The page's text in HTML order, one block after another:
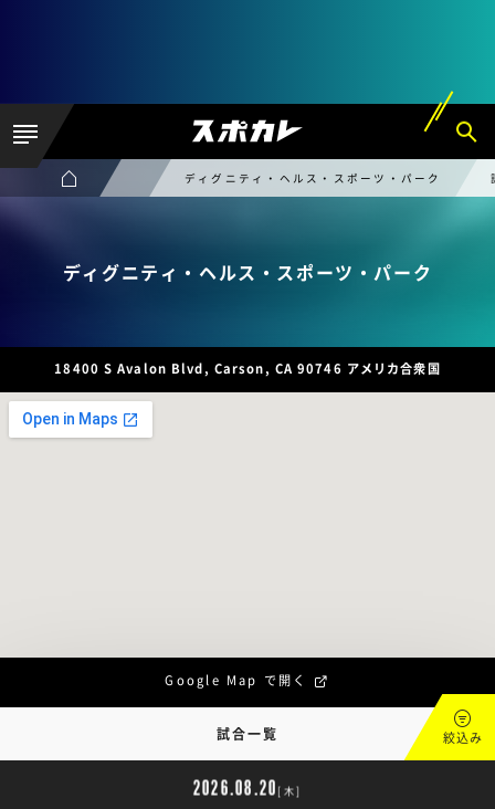
ディグニティ・ヘルス・スポーツ・パーク
ディグニティ・ヘルス・スポーツ・パーク
18400 S Avalon Blvd, Carson, CA 90746 アメリカ合衆国
Google Map で開く
試合一覧 絞込み
2026.08.20 [木]